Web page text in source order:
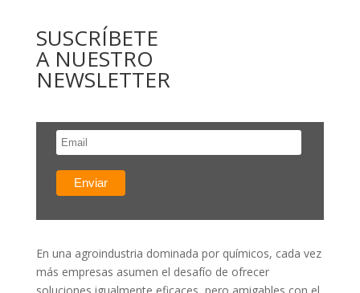
SUSCRÍBETE
A NUESTRO
NEWSLETTER
En una agroindustria dominada por químicos, cada vez
más empresas asumen el desafío de ofrecer